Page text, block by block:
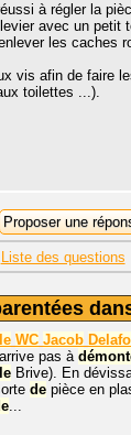
à régler la
avec un petit
les caches
vis afin de faire
toilettes ...).
Liste des questions
WC Jacob
pas à
le Brive). En
de pièce en
...